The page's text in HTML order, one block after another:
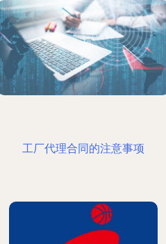
工厂代理合同的注意事项